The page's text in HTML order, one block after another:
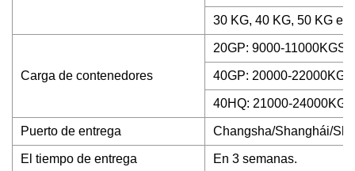
30 KG, 40 KG, 50 KG
Carga de contenedores
20GP: 9000-11000KGS
40GP: 20000-22000KGS
40HQ: 21000-24000KGS
Puerto de entrega Changsha/Shanghái/
El tiempo de entrega En 3 semanas.